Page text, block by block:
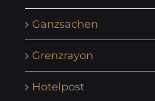
Ganzsachen
Grenzrayon
Hotelpost